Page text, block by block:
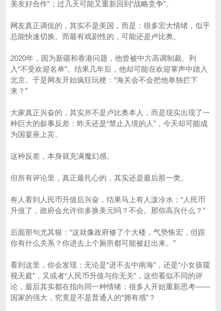
美友好合作”；过几天可能又重新回到“战略竞争”。
网友真正调侃的，其实不是美国，而是：很多宏大情绪，似乎
总能快速切换。而最有戏剧性的，可能还是卢比奥。
2020年，因为新疆和香港问题，他曾被中方高调制裁、列
入“不受欢迎名单”。结果几年后，他却可能在欢迎掌声中踏入
北京。于是网友开始疯狂玩梗：“海关会不会把他单独拦下
来？”
大家真正兴奋的，其实并不是卢比奥本人，而是现实出现了一
种巨大的叙事反差：昨天还是“禁止入境的人”，今天却可能成
为国宴座上宾。
这种反差，本身就充满魔幻感。
但所有评论里，真正最扎心的，其实还是最后那一类。
有人看到人民币升值后兴奋，结果马上有人泼冷水：“人民币
升值了，政府会允许你多换美元吗？不会。那你高兴什么？”
后面那句尤其狠：“这就像政府修了个大楼，气势恢宏，但跟
你有什么关系？你进去上个厕所都可能被赶出来。”
看到这里，你会发现：无论是“进不去中南海”，还是“小女孩窥
视天庭”，又或者“人民币升值与你无关”，这些看似不同的评
论，最后其实都在指向同一种情绪：很多人开始重新思考——
国家的强大，究竟是不是普通人的“拥有感”？